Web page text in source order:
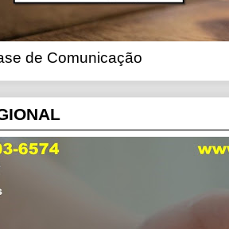
de Comunicação